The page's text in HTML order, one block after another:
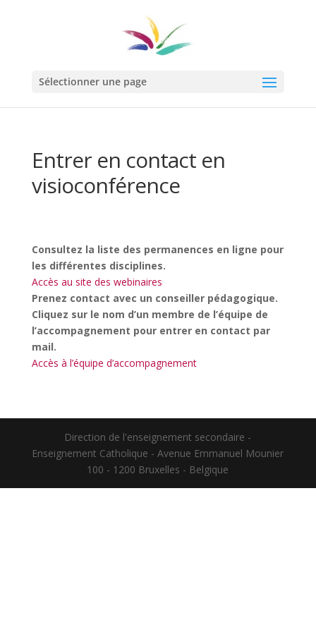
Sélectionner une page
Entrer en contact en
visioconférence
Consultez la liste des permanences en ligne pour
les différentes disciplines.
Accès au site des webinaires
Prenez contact avec un conseiller pédagogique.
Cliquez sur le nom d’un membre de l’équipe de
l’accompagnement pour entrer en contact par
mail.
Accès à l’équipe d’accompagnement
Direction de l'enseignement secondaire -
Enseignement Catholique - Avenue Emmanuel Mounier
100 - 1200 Bruxelles - Belgique